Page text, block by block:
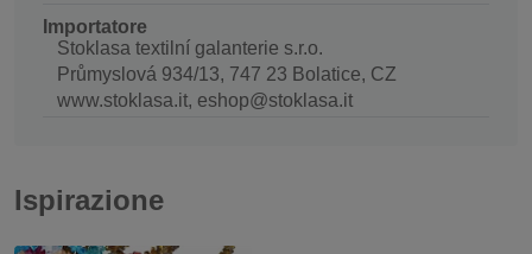
Importatore
Stoklasa textilní galanterie s.r.o.
Průmyslová 934/13, 747 23 Bolatice, CZ
www.stoklasa.it, eshop@stoklasa.it
Ispirazione